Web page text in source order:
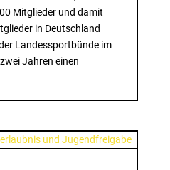
Mitglieder und damit
in Deutschland
Landessportbünde im
Jahren einen